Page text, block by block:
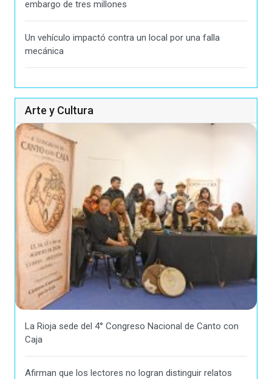
embargo de tres millones
Un vehículo impactó contra un local por una falla
mecánica
Arte y Cultura
La Rioja sede del 4° Congreso Nacional de Canto con
Caja
Afirman que los lectores no logran distinguir relatos